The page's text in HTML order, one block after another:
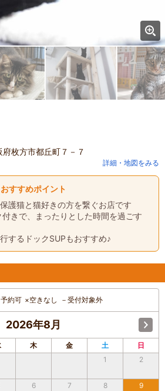
府枚方市都丘町７－７
詳細・地図をみる
おすすめポイント
護猫と猫好きの方を繋ぐお店です
きで、まったりとした時間を過ごす
するドックSUPもおすすめ♪
約可 ×空きなし － 受付対象外
2026年8月
木 金 土
日
1
2
6 7 8 9